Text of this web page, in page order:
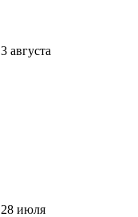
3 августа
28 июля